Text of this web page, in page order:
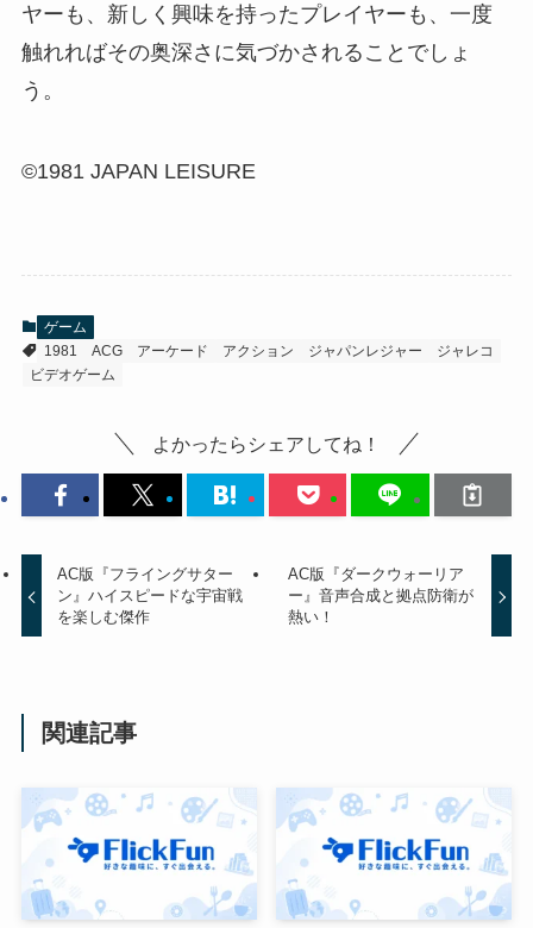
ヤーも、新しく興味を持ったプレイヤーも、一度
触れればその奥深さに気づかされることでしょ
う。
©1981 JAPAN LEISURE
ゲーム
1981
ACG アーケード アクション ジャパンレジャー
ジャレコ
ビデオゲーム
よかったらシェアしてね！
AC版『フライングサター
ン』ハイスピードな宇宙戦
を楽しむ傑作
AC版『ダークウォーリア
ー』音声合成と拠点防衛が
熱い！
関連記事